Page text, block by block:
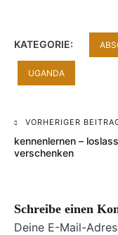
KATEGORIE:
UGANDA
VORHERIGER
kennenlernen –
verschenken
Schreibe einen
Deine E-Mail-